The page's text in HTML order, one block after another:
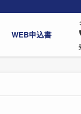
WEB申込書